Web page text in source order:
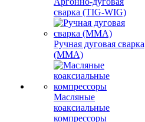
сварка (TIG-WIG)
Ручная дуговая сварка
(MMA)
Масляные
коаксиальные
компрессоры